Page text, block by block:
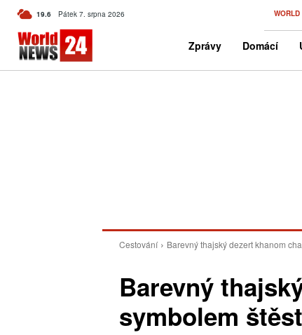
19.6 C Czech
Pátek 7. srpna 2026
Zprávy Domácí
Cestování Barevný thajský dezert khanom
Barevný
symbolem